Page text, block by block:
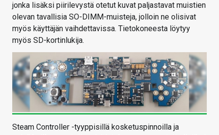
jonka lisäksi piirilevystä otetut kuvat paljastavat muistien
olevan tavallisia SO-DIMM-muisteja, jolloin ne olisivat
myös käyttäjän vaihdettavissa. Tietokoneesta löytyy
myös SD-kortinlukija.
Steam Controller -tyyppisillä kosketuspinnoilla ja